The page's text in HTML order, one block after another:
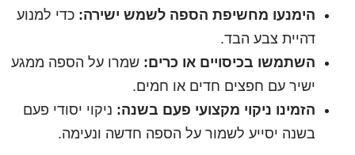
הימנעו מחשיפת הספה לשמש ישירה: כדי למנוע
דהיית צבע הבד.
השתמשו בכיסויים או כרים: שמרו על הספה ממגע
ישיר עם חפצים חדים או חמים.
הזמינו ניקוי מקצועי פעם בשנה: ניקוי יסודי פעם
בשנה יסייע לשמור על הספה חדשה ונעימה.